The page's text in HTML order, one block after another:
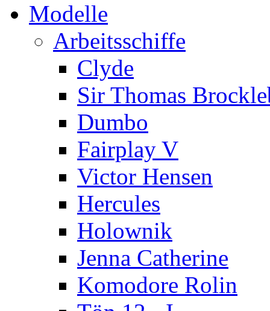
Modelle
Arbeitsschiffe
Clyde
Sir Thomas
Dumbo
Fairplay V
Victor Hensen
Hercules
Holownik
Jenna Catherine
Komodore Rolin